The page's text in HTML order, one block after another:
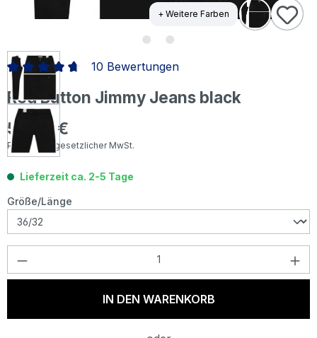
+ Weitere Farben
Red Button Jimmy Jeans black
Regulärer Preis:
59,99 €
Preise inkl. gesetzlicher MwSt.
Durchschnittliche Bewertung von 4.85 von 5 Sternen
10 Bewertungen
Lieferzeit ca. 2-5 Tage
Größe/Länge
Produkt Anzahl: Gib den gewünschten
IN DEN WARENKORB